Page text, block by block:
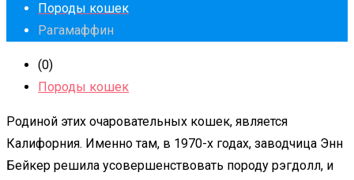
Породы кошек
Рагамаффин
(0)
Породы кошек
Родиной этих очаровательных кошек, является
Калифорния. Именно там, в 1970-х годах, заводчица Энн
Бейкер решила усовершенствовать породу рэгдолл, и